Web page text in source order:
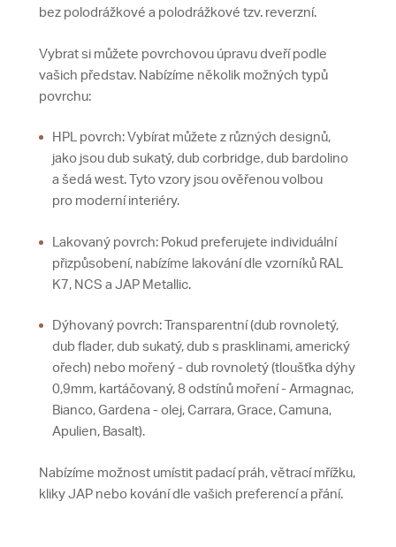
bez polodrážkové a polodrážkové tzv. reverzní.
Vybrat si můžete povrchovou úpravu dveří podle
vašich představ. Nabízíme několik možných typů
povrchu:
HPL povrch: Vybírat můžete z různých designů,
jako jsou dub sukatý, dub corbridge, dub bardolino
a šedá west. Tyto vzory jsou ověřenou volbou
pro moderní interiéry.
Lakovaný povrch: Pokud preferujete individuální
přizpůsobení, nabízíme lakování dle vzorníků RAL
K7, NCS a JAP Metallic.
Dýhovaný povrch: Transparentní (dub rovnoletý,
dub flader, dub sukatý, dub s prasklinami, americký
ořech) nebo mořený - dub rovnoletý (tloušťka dýhy
0,9mm, kartáčovaný, 8 odstínů moření - Armagnac,
Bianco, Gardena - olej, Carrara, Grace, Camuna,
Apulien, Basalt).
Nabízíme možnost umístit padací práh, větrací mřížku,
kliky JAP nebo kování dle vašich preferencí a přání.